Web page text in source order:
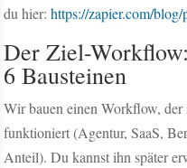
du hier:https://zapier.com/blog/
Der Ziel-
6 Bausteinen
Wir bauen einen Workflow,
funktioniert (Agentur, SaaS,
Anteil). Du kannst ihn später